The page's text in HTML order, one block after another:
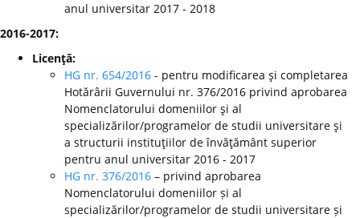
anul universitar 2017 - 2018
2016-2017:
Licenţă:
HG nr. 654/2016 - pentru modificarea şi completarea
Hotărârii Guvernului nr. 376/2016 privind aprobarea
Nomenclatorului domeniilor şi al
specializărilor/programelor de studii universitare şi
a structurii instituţiilor de învăţământ superior
pentru anul universitar 2016 - 2017
HG nr. 376/2016 – privind aprobarea
Nomenclatorului domeniilor și al
specializărilor/programelor de studii universitare și